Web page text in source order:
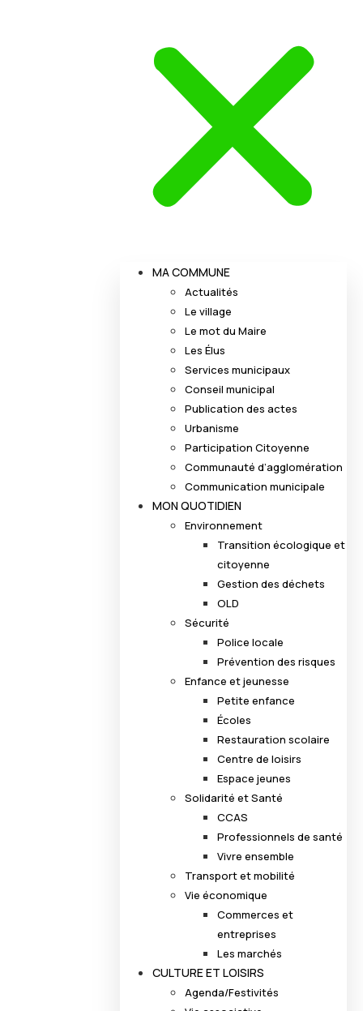
MA COMMUNE
Actualités
Le village
Le mot du Maire
Les Élus
Services municipaux
Conseil municipal
Publication des actes
Urbanisme
Participation Citoyenne
Communauté d’agglomération
Communication municipale
MON QUOTIDIEN
Environnement
Transition écologique et
citoyenne
Gestion des déchets
OLD
Sécurité
Police locale
Prévention des risques
Enfance et jeunesse
Petite enfance
Écoles
Restauration scolaire
Centre de loisirs
Espace jeunes
Solidarité et Santé
CCAS
Professionnels de santé
Vivre ensemble
Transport et mobilité
Vie économique
Commerces et
entreprises
Les marchés
CULTURE ET LOISIRS
Agenda/Festivités